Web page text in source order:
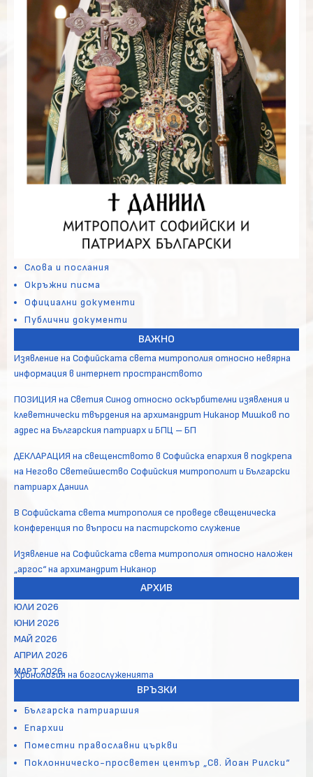
Слова и послания
Окръжни писма
Официални документи
Публични документи
ВАЖНО
Изявление на Софийската света митрополия относно невярна
информация в интернет пространството
ПОЗИЦИЯ на Светия Синод относно оскърбителни изявления и
клеветнически твърдения на архимандрит Никанор Мишков по
адрес на Българския патриарх и БПЦ – БП
ДЕКЛАРАЦИЯ на свещенството в Софийска епархия в подкрепа
на Негово Светейшество Софийския митрополит и Български
патриарх Даниил
В Софийската света митрополия се проведе свещеническа
конференция по въпроси на пастирското служение
Изявление на Софийската света митрополия относно наложен
„аргос“ на архимандрит Никанор
АРХИВ
ЮЛИ 2026
ЮНИ 2026
МАЙ 2026
АПРИЛ 2026
МАРТ 2026
Хронология на богослуженията
ВРЪЗКИ
Българска патриаршия
Епархии
Поместни православни църкви
Поклонническо-просветен център „Св. Йоан Рилски“